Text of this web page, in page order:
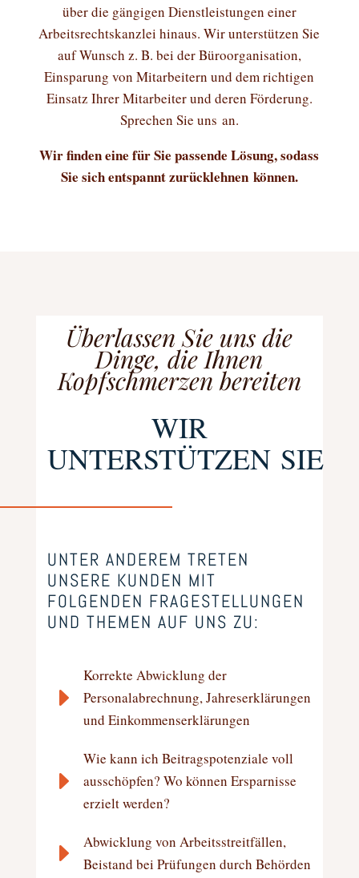
über die gängigen Dienstleistungen einer
Arbeitsrechtskanzlei hinaus. Wir unterstützen Sie
auf Wunsch z. B. bei der Büroorganisation,
Einsparung von Mitarbeitern und dem richtigen
Einsatz Ihrer Mitarbeiter und deren Förderung.
Sprechen Sie uns an.
Wir finden eine für Sie passende Lösung, sodass
Sie sich entspannt zurücklehnen können.
Überlassen Sie uns die
Dinge, die Ihnen
Kopfschmerzen bereiten
WIR
UNTERSTÜTZEN SIE
UNTER ANDEREM TRETEN
UNSERE KUNDEN MIT
FOLGENDEN FRAGESTELLUNGEN
UND THEMEN AUF UNS ZU:
E
Korrekte Abwicklung der
Personalabrechnung, Jahreserklärungen
und Einkommenserklärungen
E
Wie kann ich Beitragspotenziale voll
ausschöpfen? Wo können Ersparnisse
erzielt werden?
E
Abwicklung von Arbeitsstreitfällen,
Beistand bei Prüfungen durch Behörden